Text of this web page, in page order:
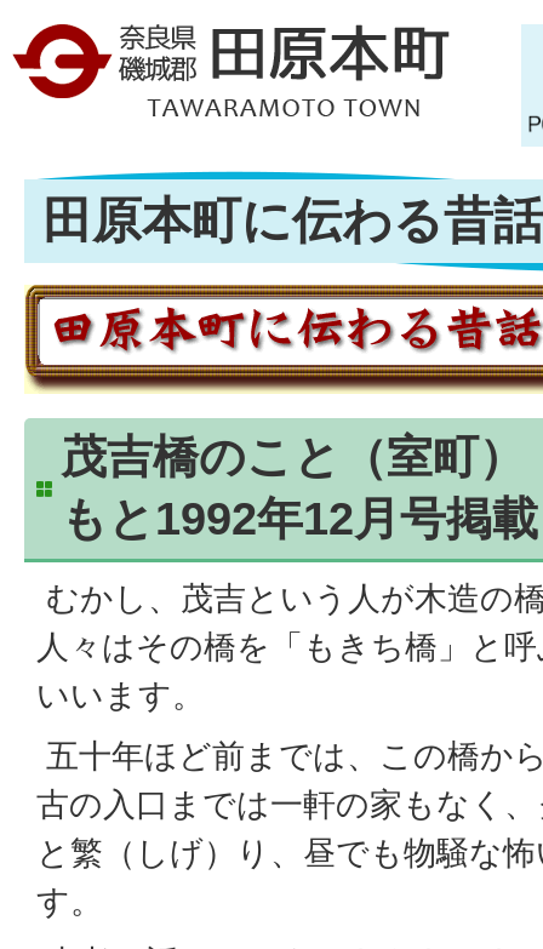
田原本町に伝わる昔
茂吉橋のこと（室町
もと1992年12月号掲
むかし、茂吉という人が木造の
人々はその橋を「もきち橋」と
いいます。
五十年ほど前までは、この橋か
古の入口までは一軒の家もなく
と繁（しげ）り、昼でも物騒な
す。